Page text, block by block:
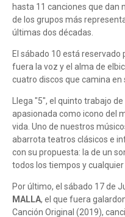
hasta 11 canciones que dan
de los grupos más
últimas dos décadas.
El sábado 10 está reservado
fuera la voz y el alma de
cuatro discos que camina en
Llega "5", el quinto trabajo
apasionada como icono del
vida. Uno de nuestros
abarrota teatros clásicos e
con su propuesta: la de un
todos los tiempos y cualquier
Por último, el sábado 17 de
MALLA, el que fuera
Canción Original (2019),